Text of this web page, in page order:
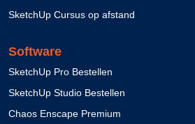
SketchUp Cursus op afstand
Software
SketchUp Pro Bestellen
SketchUp Studio Bestellen
Chaos Enscape Premium